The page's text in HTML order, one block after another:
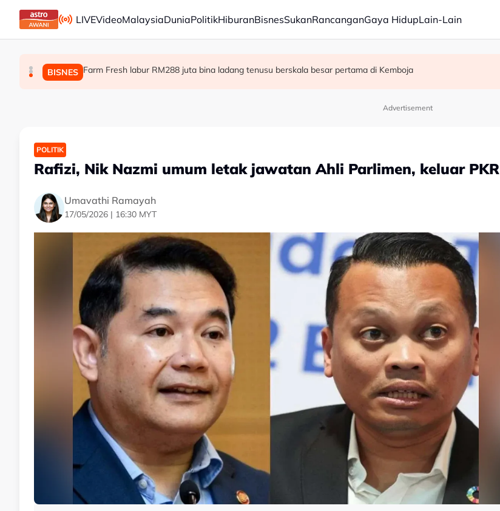
Skip to main content
LIVEVideoMalaysiaDuniaPolitikHiburanBisnesSukanRancanganGaya HidupLain-Lain
MALAYSIA Khaled Nordin adakan lawatan kerja ke Vietnam, Kemboja pacu agenda pertahanan
POLITIK MyKhas untuk rakyat bukan Ahli Parlimen, kenyataan PM tepat - Fahmi
BISNES Farm Fresh labur RM288 juta bina ladang tenusu berskala besar pertama di Kemboja
Advertisement
POLITIK
Rafizi, Nik Nazmi umum letak jawatan Ahli Parlimen, keluar PKR
Umavathi Ramayah
17/05/2026 | 16:30 MYT